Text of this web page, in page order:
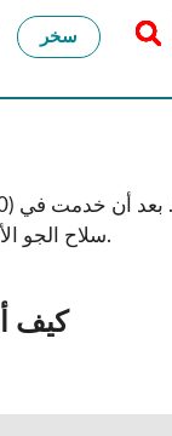
سخر
سلاح الجو.
كيف